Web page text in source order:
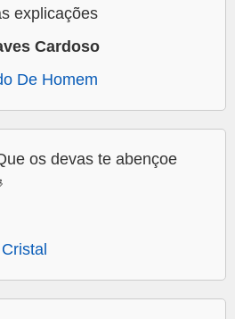
explicações
Cardoso
De Homem
os devas te abençoe